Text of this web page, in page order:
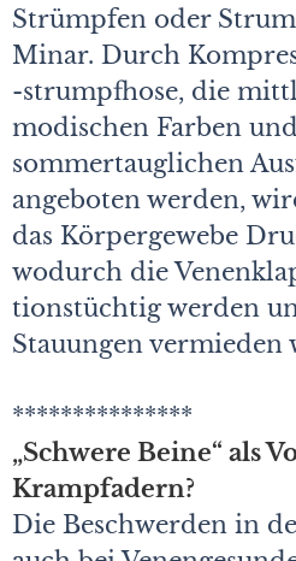
Strümpfen oder
Minar. Durch
-strumpfhose, die
modischen Farben und
sommertauglichen
angeboten werden,
das Körpergewebe
wodurch die
tionstüchtig werden
Stauungen vermieden
***************
„Schwere Beine“ als
Krampfadern?
Die Beschwerden in